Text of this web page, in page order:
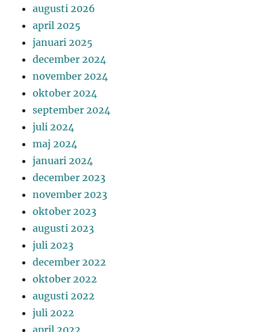
augusti 2026
april 2025
januari 2025
december 2024
november 2024
oktober 2024
september 2024
juli 2024
maj 2024
januari 2024
december 2023
november 2023
oktober 2023
augusti 2023
juli 2023
december 2022
oktober 2022
augusti 2022
juli 2022